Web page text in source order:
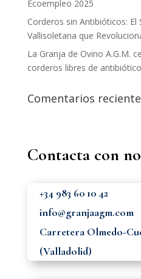
Ecoempleo 2025
Corderos sin Antibióticos: El
Vallisoletana que
La Granja de Ovino A.G.M.
corderos libres de
Comentarios
Contacta con
+34 983 60 10 42
info@granjaagm.com
Carretera Olmedo-
(Valladolid)